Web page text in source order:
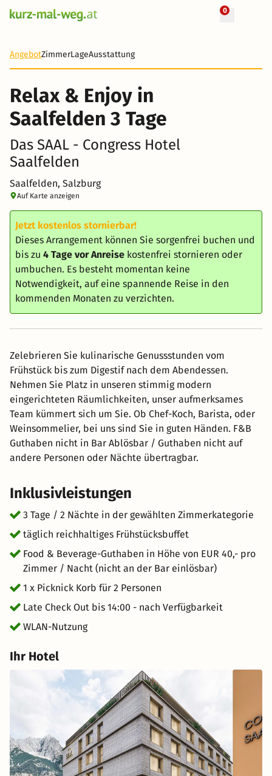
0
AngebotZimmerLageAusstattung
Relax & Enjoy in
Saalfelden 3 Tage
Das SAAL - Congress Hotel
Saalfelden
Saalfelden, Salzburg
Auf Karte anzeigen
Jetzt kostenlos stornierbar!
Dieses Arrangement können Sie sorgenfrei buchen und
bis zu 4 Tage vor Anreise kostenfrei stornieren oder
umbuchen. Es besteht momentan keine
Notwendigkeit, auf eine spannende Reise in den
kommenden Monaten zu verzichten.
Zelebrieren Sie kulinarische Genussstunden vom
Frühstück bis zum Digestif nach dem Abendessen.
Nehmen Sie Platz in unseren stimmig modern
eingerichteten Räumlichkeiten, unser aufmerksames
Team kümmert sich um Sie. Ob Chef-Koch, Barista, oder
Weinsommelier, bei uns sind Sie in guten Händen. F&B
Guthaben nicht in Bar Ablösbar / Guthaben nicht auf
andere Personen oder Nächte übertragbar.
Inklusivleistungen
3 Tage / 2 Nächte in der gewählten Zimmerkategorie
täglich reichhaltiges Frühstücksbuffet
Food & Beverage-Guthaben in Höhe von EUR 40,- pro
Zimmer / Nacht (nicht an der Bar einlösbar)
1 x Picknick Korb für 2 Personen
Late Check Out bis 14:00 - nach Verfügbarkeit
WLAN-Nutzung
Ihr Hotel